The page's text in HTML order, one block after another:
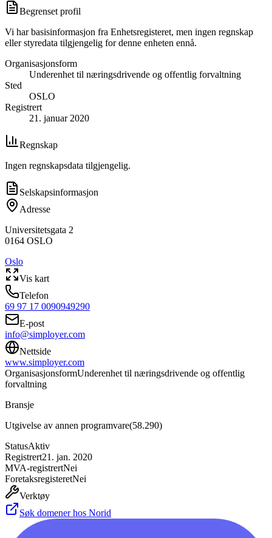
Begrenset profil
Vi har basisinformasjon fra Enhetsregisteret, men ingen regnskap
eller styredata tilgjengelig for denne enheten ennå.
Organisasjonsform
Underenhet til næringsdrivende og offentlig forvaltning
Sted
OSLO
Registrert
21. januar 2020
Regnskap
Ingen regnskapsdata tilgjengelig.
Selskapsinformasjon
Adresse
Universitetsgata 2
0164 OSLO
Oslo
Vis kart
Telefon
69 97 17 0090949290
E-post
info@simployer.com
Nettside
www.simployer.com
OrganisasjonsformUnderenhet til næringsdrivende og offentlig
forvaltning
Bransje
Utgivelse av annen programvare(58.290)
StatusAktiv
Registrert21. jan. 2020
MVA-registrertNei
ForetaksregisteretNei
Verktøy
Søk domener hos Norid